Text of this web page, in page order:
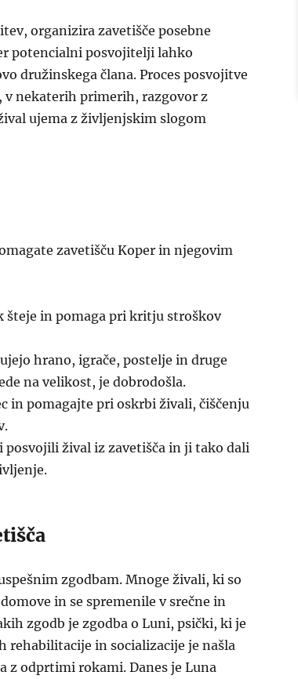
organizira zavetišče posebne
potencialni posvojitelji lahko
družinskega člana. Proces posvojitve
v nekaterih primerih, razgovor z
ujema z življenjskim slogom
zavetišču Koper in njegovim
šteje in pomaga pri kritju stroškov
hrano, igrače, postelje in druge
na velikost, je dobrodošla.
in pomagajte pri oskrbi živali, čiščenju
posvojili žival iz zavetišča in ji tako dali
zgodbam. Mnoge živali, ki so
in se spremenile v srečne in
zgodb je zgodba o Luni, psički, ki je
rehabilitacije in socializacije je našla
z odprtimi rokami. Danes je Luna